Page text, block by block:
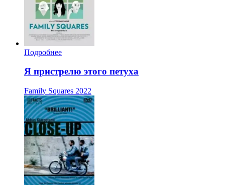
Подробнее
Я пристрелю этого петуха
Family Squares 2022